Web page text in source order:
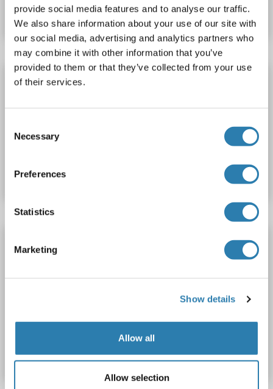
provide social media features and to analyse our traffic.
We also share information about your use of our site with
our social media, advertising and analytics partners who
may combine it with other information that you’ve
provided to them or that they’ve collected from your use
of their services.
Selection
Necessary
Preferences
Statistics
Marketing
Show details
Allow all
Allow selection
Datenblatt Details
OR10X1 ELISA Kit
Datenblatt
Competition ELISA
100-2500 pg/mL
Cell Culture Supernatant, Plasma, Serum, Tissue Homogenate
Datenblatt Details